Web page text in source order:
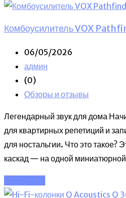
Комбоусилитель VOX
06/05/2026
админ
(0)
Обзоры и отзывы
Легендарный звук для дома
для квартирных репетиций и
для ностальгии. Что это
каскад — на одной